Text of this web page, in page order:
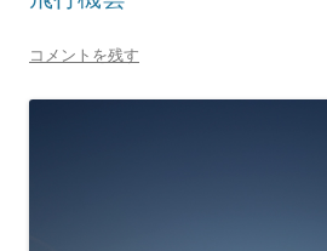
コメントを残す